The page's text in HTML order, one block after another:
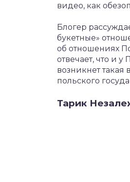
видео, как
Блогер
букетные»
об отношениях
отвечает, что и
возникнет такая
польского
Тарик